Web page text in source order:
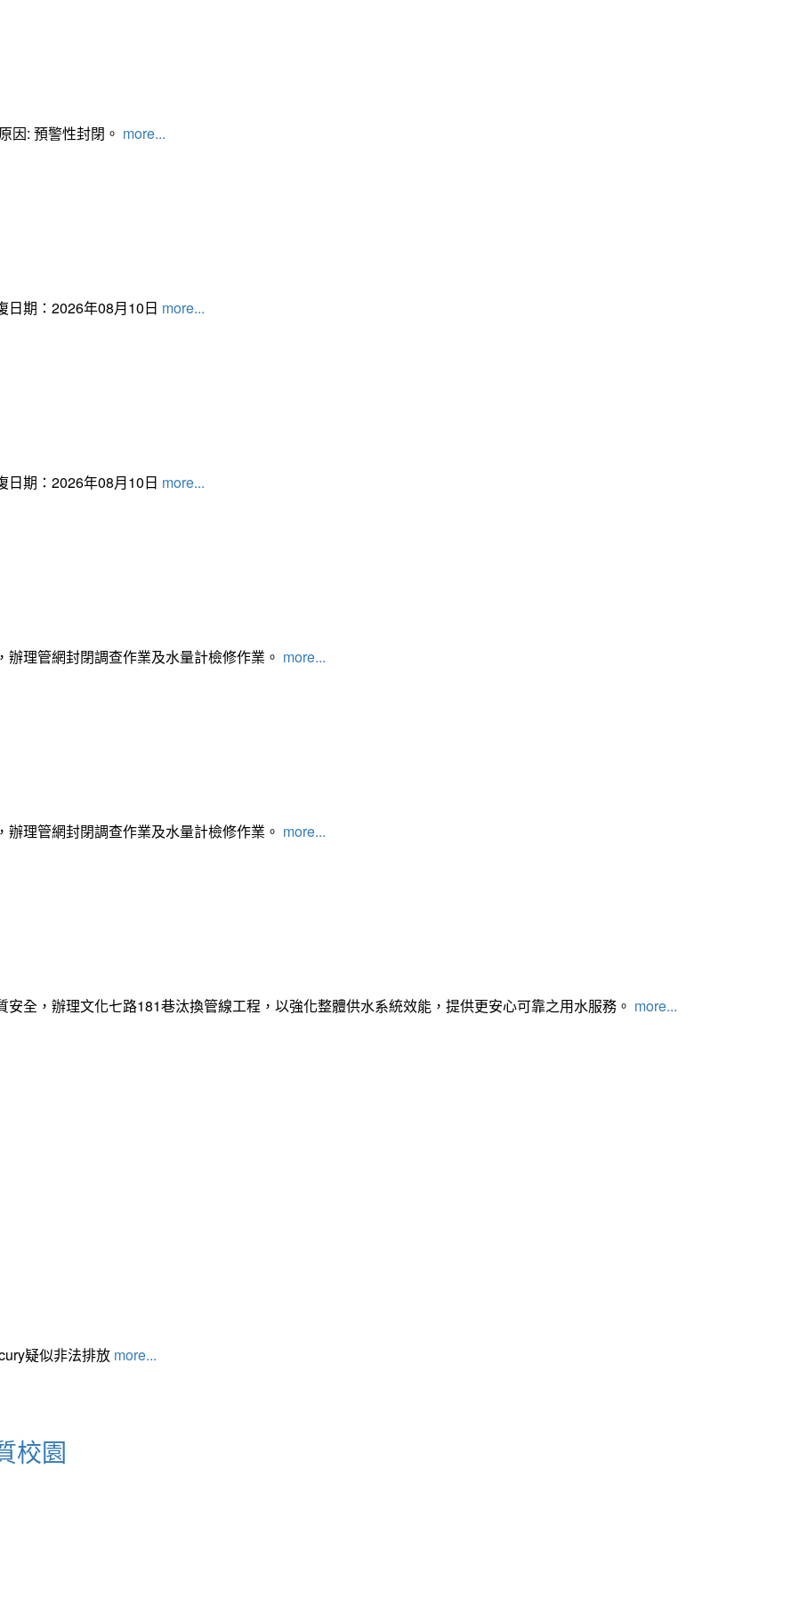
因: 預警性封閉。 more...
日期：2026年08月10日 more...
日期：2026年08月10日 more...
理管網封閉調查作業及水量計檢修作業。 more...
理管網封閉調查作業及水量計檢修作業。 more...
全，辦理文化七路181巷汰換管線工程，以強化整體供水系統效能，提供更安心可靠之用水服務。 more...
疑似非法排放 more...
校園